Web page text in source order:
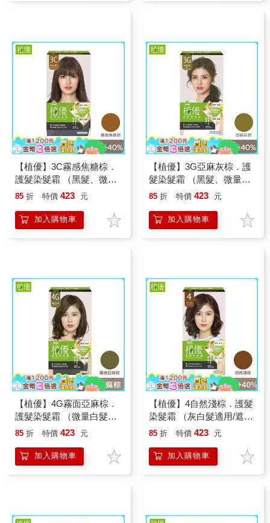
【植優】3C霧感焦糖棕．
護髮染髮霜 （黑髮、微量
白髮適用/遮蓋白髮/永久性
85 折 特價 423 元
加入購物車
【植優】3G亞麻灰棕．護
髮染髮霜 （黑髮、微量白
髮適用/遮蓋白髮/永久性染
85 折 特價 423 元
加入購物車
【植優】4G霧面亞麻棕．
護髮染髮霜 （微量白髮適
用/灰白髮適用/遮蓋白髮/
85 折 特價 423 元
加入購物車
【植優】4自然淺棕．護髮
染髮霜 （灰白髮適用/遮蓋
白髮/永久性染髮）
85 折 特價 423 元
加入購物車